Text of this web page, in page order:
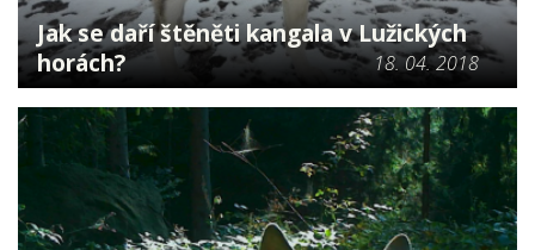
Jak se daří štěněti kangala v Lužických
horách?
18. 04. 2018